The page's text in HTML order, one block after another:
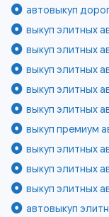
автовыкуп
выкуп элитных
выкуп элитных
выкуп элитных
выкуп элитных
выкуп элитных
выкуп премиум
выкуп элитных
выкуп элитных
выкуп элитных
автовыкуп